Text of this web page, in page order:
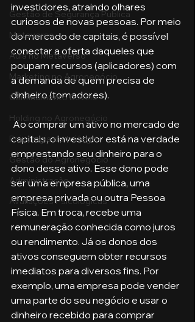
Gestão de Segurança Publica
Metaverso
Aula no Metaverso
Marketing no Agronegócio
Confinamento Bovino
Holding no Agronegócio
Psicologia de tráfego
Gestão do Agronegócio
Administração
Avaliações Psicológicas
investidores, atraindo olhares
curiosos de novas pessoas. Por meio
do mercado de capitais, é possível
conectar a oferta daqueles que
poupam recursos (aplicadores) com
a demanda de quem precisa de
dinheiro (tomadores).
capitais, o investidor está na verdade
emprestando seu dinheiro para o
dono desse ativo. Esse dono pode
ser uma empresa pública, uma
empresa privada ou outra Pessoa
Física. Em troca, recebe uma
remuneração conhecida como juros
ou rendimento. Já os donos dos
ativos conseguem obter recursos
imediatos para diversos fins. Por
exemplo, uma empresa pode vender
uma parte do seu negócio e usar o
dinheiro recebido para comprar